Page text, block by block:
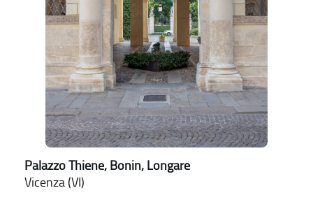
Palazzo Thiene, Bonin, Longare
Vicenza (VI)